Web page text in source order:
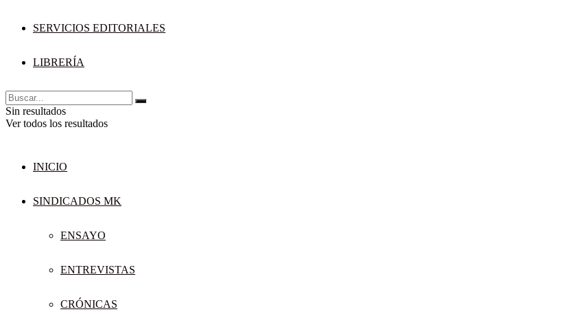
SERVICIOS EDITORIALES
LIBRERÍA
Sin resultados
Ver todos los resultados
INICIO
SINDICADOS MK
ENSAYO
ENTREVISTAS
CRÓNICAS